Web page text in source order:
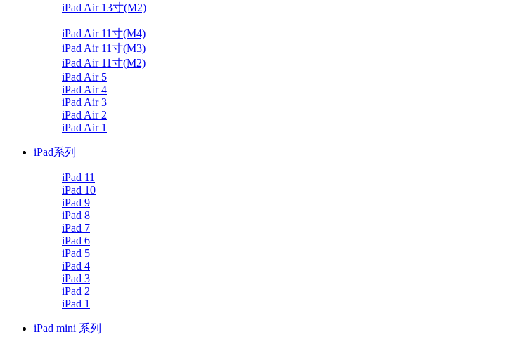
iPad Air 13寸(M2)
iPad Air 11寸(M4)
iPad Air 11寸(M3)
iPad Air 11寸(M2)
iPad Air 5
iPad Air 4
iPad Air 3
iPad Air 2
iPad Air 1
iPad系列
iPad 11
iPad 10
iPad 9
iPad 8
iPad 7
iPad 6
iPad 5
iPad 4
iPad 3
iPad 2
iPad 1
iPad mini 系列